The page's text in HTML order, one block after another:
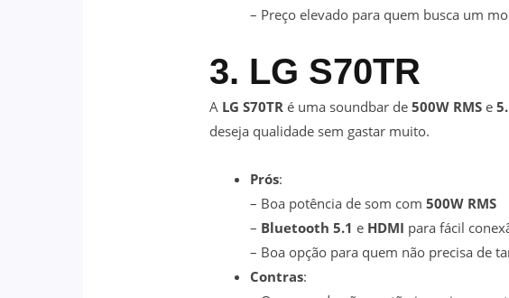
– Preço elevado para quem busca um
3. LG S70TR
A LG S70TR é uma soundbar de 500W RMS e
deseja qualidade sem gastar muito.
Prós:
– Boa potência de som com 500W RMS
– Bluetooth 5.1 e HDMI para fácil
– Boa opção para quem não precisa de
Contras: